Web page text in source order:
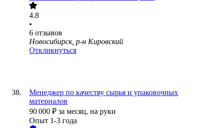
4.8
•
6 отзывов
Новосибирск, р-н Кировский
Откликнуться
Менеджер по качеству сырья и упаковочных
материалов
90 000 ₽ за месяц, на руки
Опыт 1-3 года